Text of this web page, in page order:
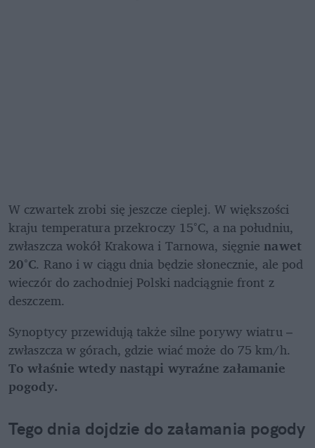
W czwartek zrobi się jeszcze cieplej. W większości
kraju temperatura przekroczy 15°C, a na południu,
zwłaszcza wokół Krakowa i Tarnowa, sięgnie nawet
20°C. Rano i w ciągu dnia będzie słonecznie, ale pod
wieczór do zachodniej Polski nadciągnie front z
deszczem.
Synoptycy przewidują także silne porywy wiatru –
To właśnie wtedy nastąpi wyraźne załamanie
pogody.
Tego dnia dojdzie do załamania pogody